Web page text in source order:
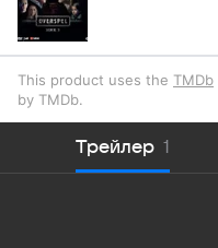
This product uses the TMDb
by TMDb.
Трейлер 1